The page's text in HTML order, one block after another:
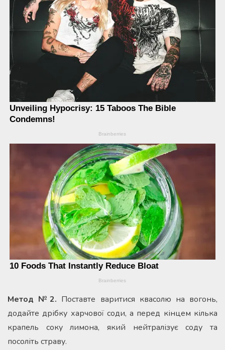
Метод №2. Поставте варитися квасолю на вогонь,
додайте дрібку харчової соди, а перед кінцем кілька
крапель соку лимона, який нейтралізує соду та
посоліть страву.